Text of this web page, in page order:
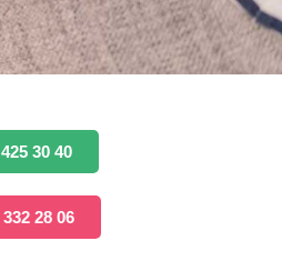
30 40
28 06